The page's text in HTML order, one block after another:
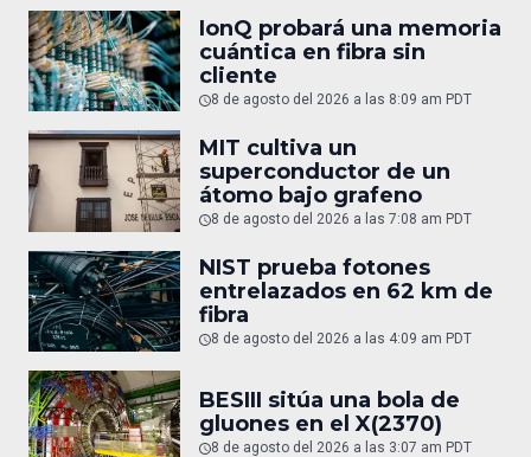
IonQ probará una memoria
cuántica en fibra sin
cliente
8 de agosto del 2026 a las 8:09 am PDT
MIT cultiva un
superconductor de un
átomo bajo grafeno
8 de agosto del 2026 a las 7:08 am PDT
NIST prueba fotones
entrelazados en 62 km de
fibra
8 de agosto del 2026 a las 4:09 am PDT
BESIII sitúa una bola de
gluones en el X(2370)
8 de agosto del 2026 a las 3:07 am PDT